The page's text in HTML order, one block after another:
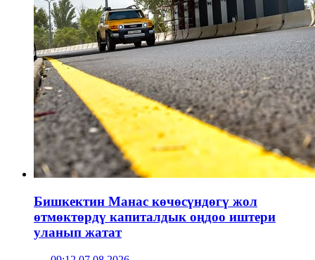
Бишкектин Манас көчөсүндөгү жол
өтмөктөрдү капиталдык оңдоо иштери
уланып жатат